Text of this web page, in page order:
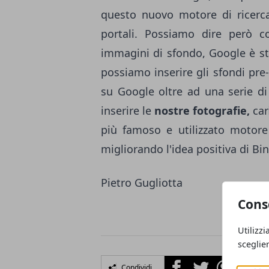
questo nuovo motore di
portali. Possiamo dire però
immagini di sfondo, Google è
possiamo inserire gli sfondi
su Google oltre ad una serie
inserire le nostre fotografie,
più famoso e utilizzato
migliorando l'idea positiva di
Pietro Gugliotta
FacebookTwitterWhatsapp